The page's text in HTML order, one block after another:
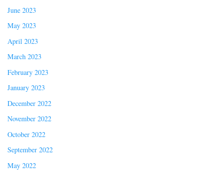
June 2023
May 2023
April 2023
March 2023
February 2023
January 2023
December 2022
November 2022
October 2022
September 2022
May 2022